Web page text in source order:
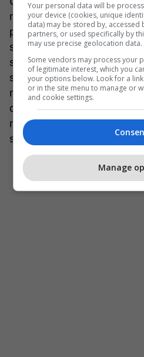
madje – veç për
platformës politike të saj.
saj në zgjedhjet e vitit
se ajo parti do të ishte e
shqiptarëve të
nga kjo perspektive ishte e
dëmshme, por për fat të
ndërhyrje nga jashtë që e
subjekti.
Your personal data will be
your device (cookies, unique
data) may be stored by, accessed
partners, or used specifically by
may use precise geolocation data.
Some vendors may process your
of legitimate interest, which you
your options below. Look for a
or in the site menu to manage or
and cookie settings.
Manage